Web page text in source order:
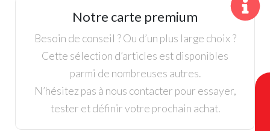
White
Black
Notre carte premium
Besoin de conseil ? Ou d’un plus large choix ?
Cette sélection d’articles est disponibles
parmi de nombreuses autres.
N’hésitez pas à nous contacter pour essayer,
tester et définir votre prochain achat.